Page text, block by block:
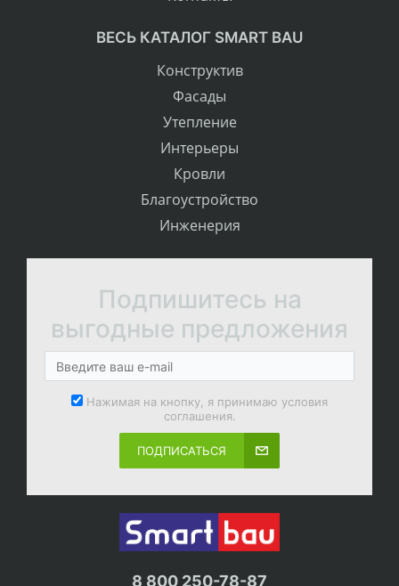
ВЕСЬ КАТАЛОГ SMART BAU
Конструктив
Фасады
Утепление
Интерьеры
Кровли
Благоустройство
Инженерия
Подпишитесь на
выгодные предложения
Нажимая на кнопку, я принимаю условия
соглашения.
ПОДПИСАТЬСЯ
8 800 250-78-87